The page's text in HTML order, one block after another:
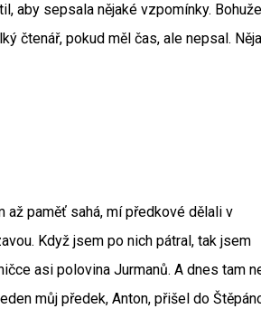
aby sepsala nějaké vzpomínky.
čtenář, pokud měl čas, ale nepsal.
až paměť sahá, mí předkové dělali v
Když jsem po nich pátral, tak jsem
asi polovina Jurmanů. A dnes tam
můj předek, Anton, přišel do